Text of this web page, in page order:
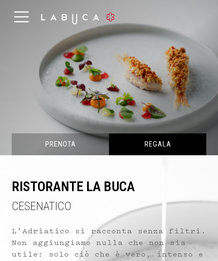
PRENOTA REGALA
RISTORANTE LA BUCA
CESENATICO
L’Adriatico si racconta senza filtri.
Non aggiungiamo nulla che non sia
utile: solo ciò che è vero, intenso e